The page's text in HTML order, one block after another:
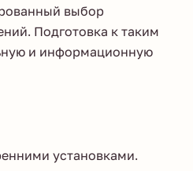
выбор
Подготовка к таким
и информационную
установками.